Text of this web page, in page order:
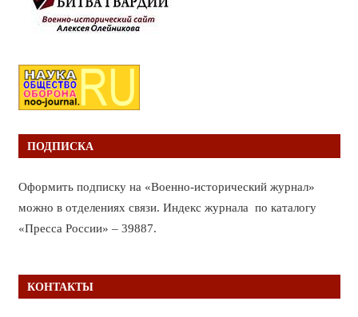
ПОДПИСКА
Оформить подписку на «Военно-исторический журнал»
можно в отделениях связи. Индекс журнала по каталогу
«Пресса России» – 39887.
КОНТАКТЫ